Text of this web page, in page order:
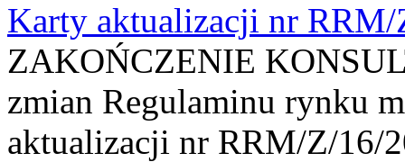
Karty aktualizacji nr
ZAKOŃCZENIE
zmian Regulaminu rynku
aktualizacji nr RRM/Z/16/